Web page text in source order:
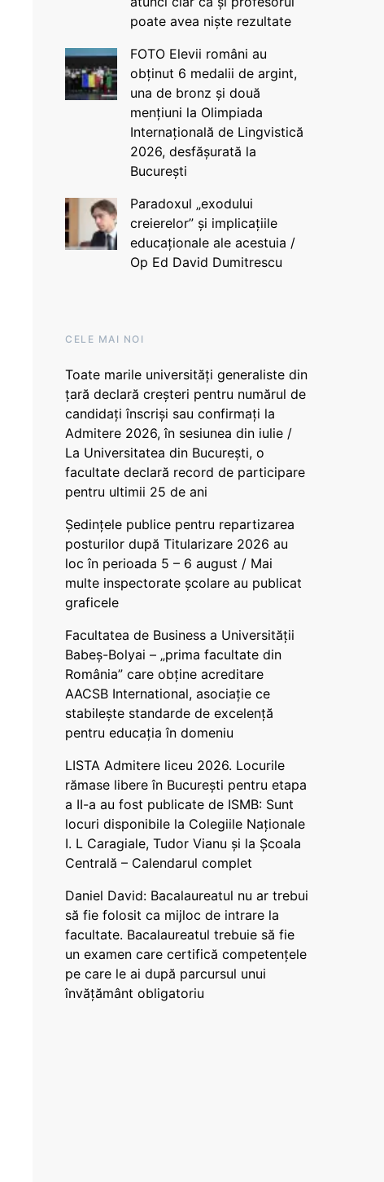
poate avea niște rezultate
FOTO Elevii români au
obținut 6 medalii de argint,
una de bronz și două
mențiuni la Olimpiada
Internațională de Lingvistică
2026, desfășurată la
București
Paradoxul „exodului
creierelor” și implicațiile
educaționale ale acestuia /
Op Ed David Dumitrescu
CELE MAI NOI
Toate marile universități generaliste din
țară declară creșteri pentru numărul de
candidați înscriși sau confirmați la
Admitere 2026, în sesiunea din iulie /
La Universitatea din București, o
facultate declară record de participare
pentru ultimii 25 de ani
Ședințele publice pentru repartizarea
posturilor după Titularizare 2026 au
loc în perioada 5 – 6 august / Mai
multe inspectorate școlare au publicat
graficele
Facultatea de Business a Universității
Babeș-Bolyai – „prima facultate din
România” care obține acreditare
AACSB International, asociație ce
stabilește standarde de excelență
pentru educația în domeniu
LISTA Admitere liceu 2026. Locurile
rămase libere în București pentru etapa
a II-a au fost publicate de ISMB: Sunt
locuri disponibile la Colegiile Naționale
I. L Caragiale, Tudor Vianu și la Școala
Centrală – Calendarul complet
Daniel David: Bacalaureatul nu ar trebui
să fie folosit ca mijloc de intrare la
facultate. Bacalaureatul trebuie să fie
un examen care certifică competențele
pe care le ai după parcursul unui
învățământ obligatoriu